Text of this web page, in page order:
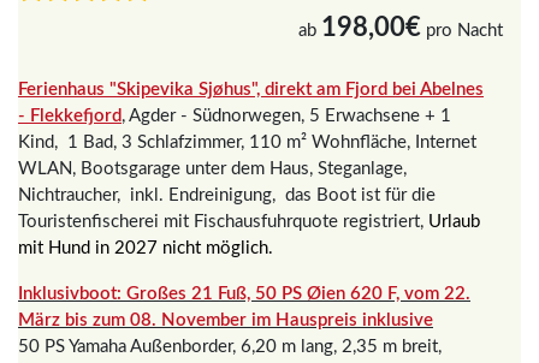
ab 198,00€ pro Nacht
Ferienhaus "Skipevika Sjøhus", direkt am Fjord bei Abelnes
- Flekkefjord , Agder - Südnorwegen, 5 Erwachsene + 1
Kind, 1 Bad, 3 Schlafzimmer, 110 m² Wohnfläche, Internet
WLAN, Bootsgarage unter dem Haus, Steganlage,
Nichtraucher, inkl. Endreinigung, das Boot ist für die
Touristenfischerei mit Fischausfuhrquote registriert, Urlaub
mit Hund in 2027 nicht möglich.
Inklusivboot: Großes 21 Fuß, 50 PS Øien 620 F, vom 22.
März bis zum 08. November im Hauspreis inklusive
50 PS Yamaha Außenborder, 6,20 m lang, 2,35 m breit,